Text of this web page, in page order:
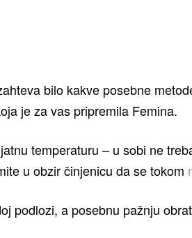
bilo kakve posebne
je za vas pripremila Femina.
temperaturu – u sobi ne
u obzir činjenicu da se tokom
podlozi, a posebnu pažnju